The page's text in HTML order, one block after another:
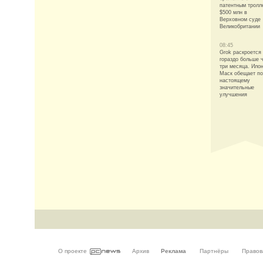
патентным
$500 млн в
Верховном суде
Великобритании
08:45
Grok раскроется
гораздо больше
три месяца. Илон
Маск обещает
настоящему
значительные
улучшения
О проекте Архив Реклама Партнёры